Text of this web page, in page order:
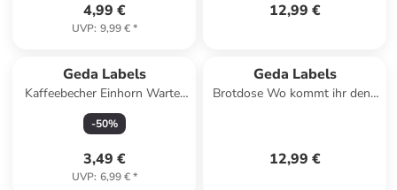
4,99 €
UVP: 9,99 €*
12,99 €
Geda Labels
Kaffeebecher Einhorn Wartet
schon in Pink - 300 ml
-50%
3,49 €
UVP: 6,99 €*
Geda Labels
Brotdose Wo kommt ihr denn
12,99 €